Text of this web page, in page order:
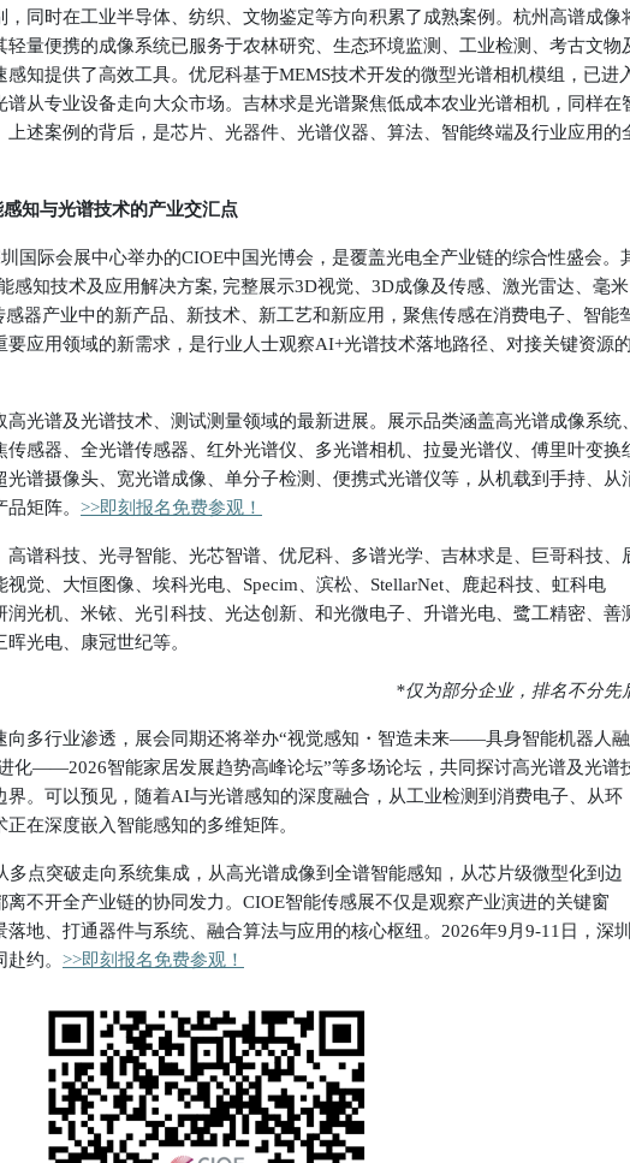
同时在工业半导体、纺织、文物鉴定等方向积累了成熟案例。 杭州高谱成像
量便携的成像系统已服务于农林研究、生态环境监测、工业检测、考古文物
知提供了高效工具。 优尼科基于MEMS技术开发的微型光谱相机模组，已进
从专业设备走向大众市场。 吉林求是光谱聚焦低成本农业光谱相机，同样在
述案例的背后，是芯片、光器件、光谱仪器、算法、智能终端及行业应用的
知与光谱技术的产业交汇点
国际会展中心举办的CIOE中国光博会 ，是覆盖光电全产业链的综合性盛会。
感知技术及应用解决方案, 完整展示3D视觉、3D成像及传感、激光雷达、毫米
器产业中的新产品、新技术、新工艺和新应用，聚焦传感在消费电子、智能
应用领域的新需求，是行业人士观察AI+光谱技术落地路径、对接关键资源的
光谱及光谱技术、测试测量领域的最新进展。展示品类涵盖高光谱成像系统、
传感器、全光谱传感器、红外光谱仪、多光谱相机、拉曼光谱仪、傅里叶变换
谱摄像头、宽光谱成像、单分子检测、便携式光谱仪等，从机载到手持、从
矩阵。 >>即刻报名免费参观！
高谱科技、光寻智能、光芯智谱、优尼科、多谱光学、吉林求是、巨哥科技、
觉、大恒图像、埃科光电、Specim、滨松、StellarNet、鹿起科技、虹科电
光机、米铱、光引科技、光达创新、和光微电子、升谱光电、鹭工精密、善
光电、康冠世纪等。
*仅为部分企业，排名不分先
多行业渗透，展会同期还将举办“视觉感知 ・ 智造未来——具身智能机器人融
化——2026智能家居发展趋势高峰论坛”等多场论坛，共同探讨高光谱及光谱
界。可以预见，随着AI与光谱感知的深度融合，从工业检测到消费电子、从环
在深度嵌入智能感知的多维矩阵。
多点突破走向系统集成，从高光谱成像到全谱智能感知，从芯片级微型化到边
不开全产业链的协同发力。 CIOE智能传感展不仅是观察产业演进的关键窗
地、打通器件与系统、融合算法与应用的核心枢纽。 2026年9月9-11日，深圳
约。 >>即刻报名免费参观！